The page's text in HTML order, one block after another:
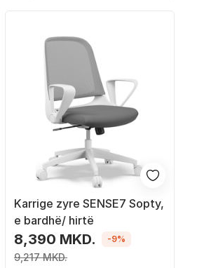
Karrige zyre SENSE7 Sopty,
e bardhë/ hirtë
8,390 MKD.
9,217 MKD.
-9%